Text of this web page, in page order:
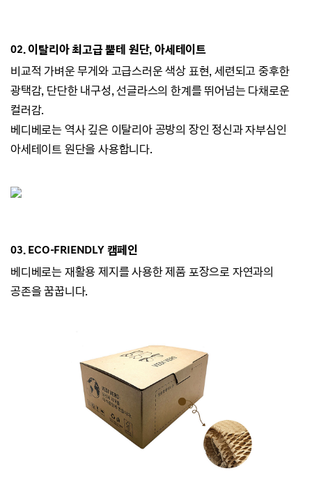
02. 이탈리아 최고급 뿔테 원단, 아세테이트
비교적 가벼운 무게와 고급스러운 색상 표현, 세련되고 중후한
광택감, 단단한 내구성, 선글라스의 한계를 뛰어넘는 다채로운
컬러감.
베디베로는 역사 깊은 이탈리아 공방의 장인 정신과 자부심인
아세테이트 원단을 사용합니다.
03. ECO-FRIENDLY 캠페인
베디베로는 재활용 제지를 사용한 제품 포장으로 자연과의
공존을 꿈꿉니다.